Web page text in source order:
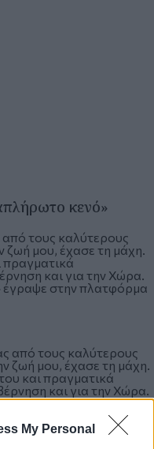
My Personal
κενό»
τους καλύτερους
ζωή μου, έχασε τη μάχη.
πραγματικά
και για την Χώρα.
έγραψε στην πλατφόρμα
από τους καλύτερους
ζωή μου, έχασε τη μάχη.
και πραγματικά
και για την Χώρα.
https://t.co/cdXZ9J3ecP
May 29, 2026